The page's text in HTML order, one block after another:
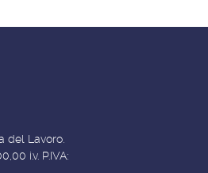
del Lavoro.
i.v. P.IVA: